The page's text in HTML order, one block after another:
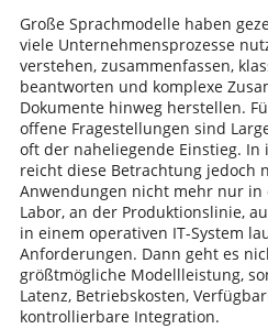
Große Sprachmodelle haben
viele Unternehmensprozesse
verstehen, zusammenfassen,
beantworten und komplexe
Dokumente hinweg herstellen.
offene Fragestellungen sind
oft der naheliegende Einstieg.
reicht diese Betrachtung jedoch
Anwendungen nicht mehr nur in
Labor, an der Produktionslinie,
in einem operativen IT-System
Anforderungen. Dann geht es
größtmögliche Modellleistung,
Latenz, Betriebskosten,
kontrollierbare Integration.